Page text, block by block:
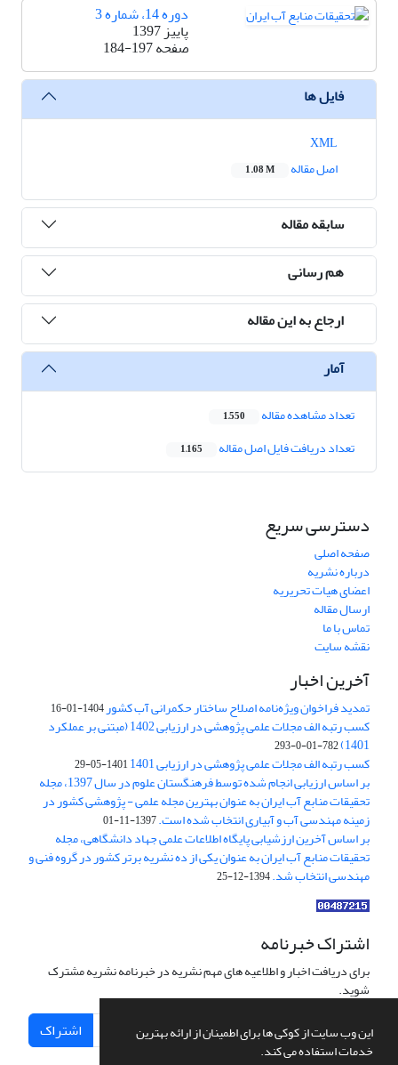
این وب سایت از کوکی ها برای اطمینان از ارائه بهترین
خدمات استفاده می کند.
دوره 14، شماره 3
پاییز 1397
صفحه184-197
فایل ها
اصل مقاله
1.08 M
سابقه مقاله
هم رسانی
ارجاع به این مقاله
آمار
تعداد مشاهده مقاله 1,550
تعداد دریافت فایل اصل مقاله 1,165
دسترسی سریع
صفحه اصلی
درباره نشریه
اعضای هیات تحریریه
ارسال مقاله
تماس با ما
نقشه سایت
آخرین اخبار
تمدید فراخوان ویژه‌نامه اصلاح ساختار حکمرانی آب کشور1404-01-16
کسب رتبه الف مجلات علمی پژوهشی در ارزیابی 1402 (مبتنی بر عملکرد
1401)
782-01-0-293
کسب رتبه الف مجلات علمی پژوهشی در ارزیابی 1401 1401-05-29
بر اساس ارزیابی انجام شده توسط فرهنگستان علوم در سال 1397، مجله
تحقیقات منابع آب ایران به عنوان بهترین مجله علمی - پژوهشی کشور در
زمینه مهندسی آب و آبیاری انتخاب شده است.1397-11-01
بر اساس آخرین ارزشیابی پایگاه اطلاعات علمی جهاد دانشگاهی، مجله
تحقیقات منابع آب ایران به عنوان یکی از ده نشریه برتر کشور در گروه فنی و
مهندسی انتخاب شد.1394-12-25
اشتراک خبرنامه
برای دریافت اخبار و اطلاعیه های مهم نشریه در خبرنامه نشریه مشترک
شوید.
اشتراک